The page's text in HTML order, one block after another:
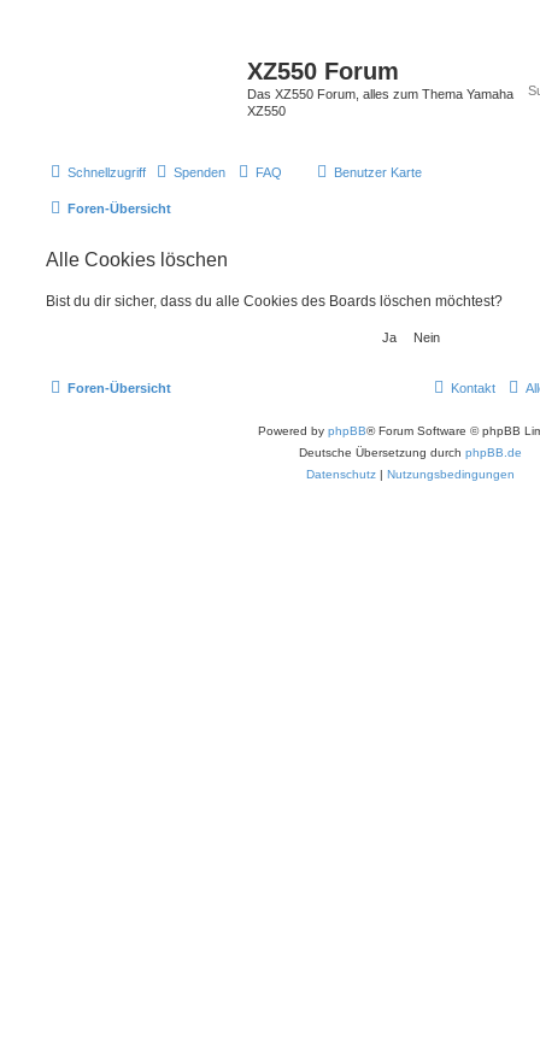
XZ550 Forum
Das XZ550 Forum, alles zum Thema Yamaha
XZ550
Schnellzugriff Spenden FAQ Benutzer Karte
Foren-Übersicht
Alle Cookies löschen
Bist du dir sicher, dass du alle Cookies des Boards löschen möchtest?
Foren-Übersicht Kontakt
Powered by phpBB® Forum Software © phpBB
Deutsche Übersetzung durch phpBB.de
Datenschutz | Nutzungsbedingungen